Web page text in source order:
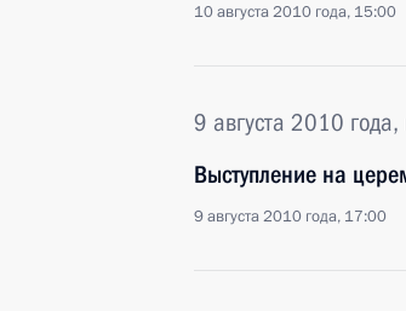
10 августа 2010 года, 15:00
9 августа 2010
Выступление на
9 августа 2010 года, 17:00